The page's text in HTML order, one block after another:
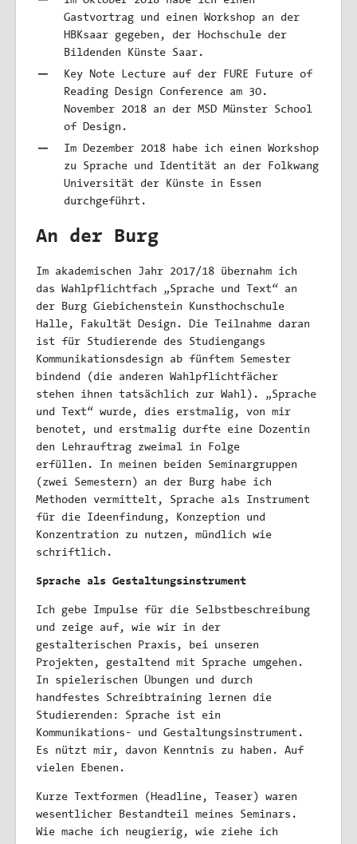
Gastvortrag und einen Workshop an der
HBKsaar gegeben, der Hochschule der
Bildenden Künste Saar.
Key Note Lecture auf der FURE Future of
Reading Design Conference am 30.
November 2018 an der MSD Münster School
of Design.
Im Dezember 2018 habe ich einen Workshop
zu Sprache und Identität an der Folkwang
Universität der Künste in Essen
durchgeführt.
An der Burg
Im akademischen Jahr 2017/18 übernahm ich
das Wahlpflichtfach „Sprache und Text“ an
der Burg Giebichenstein Kunsthochschule
Halle, Fakultät Design. Die Teilnahme daran
ist für Studierende des Studiengangs
Kommunikationsdesign ab fünftem Semester
bindend (die anderen Wahlpflichtfächer
stehen ihnen tatsächlich zur Wahl). „Sprache
und Text“ wurde, dies erstmalig, von mir
benotet, und erstmalig durfte eine Dozentin
den Lehrauftrag zweimal in Folge
erfüllen. In meinen beiden Seminar­gruppen
(zwei Semestern) an der Burg habe ich
Methoden vermittelt, Sprache als Instrument
für die Ideenfindung, Konzeption und
Konzentration zu nutzen, mündlich wie
schriftlich.
Sprache als Gestaltungsinstrument
Ich gebe Impulse für die Selbstbeschreibung
und zeige auf, wie wir in der
gestalterischen Praxis, bei unseren
Projekten, gestaltend mit Sprache umgehen.
In spielerischen Übungen und durch
handfestes Schreibtraining lernen die
Studierenden: Sprache ist ein
Kommunikations- und Gestaltungsinstrument.
Es nützt mir, davon Kenntnis zu haben. Auf
vielen Ebenen.
Kurze Textformen (Headline, Teaser) waren
wesentlicher Bestandteil meines Seminars.
Wie mache ich neugierig, wie ziehe ich